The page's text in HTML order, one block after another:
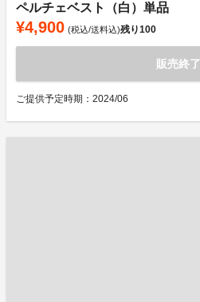
ペルチェベスト（白）単品
¥4,900 (税込/送料込)残り100
販売終了
ご提供予定時期：2024/06